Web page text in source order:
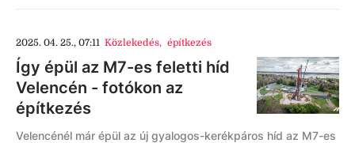
2025. 04. 25., 07:11 Közlekedés, építkezés
Így épül az M7-es feletti híd
Velencén - fotókon az
építkezés
Velencénél már épül az új gyalogos-kerékpáros híd az M7-es